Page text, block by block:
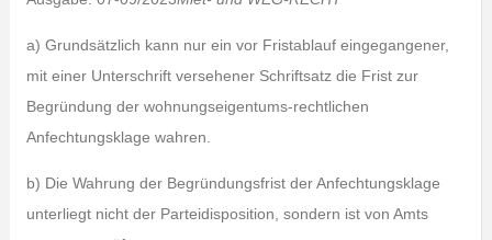
a) Grundsätzlich kann nur ein vor Fristablauf eingegangener,
mit einer Unterschrift versehener Schriftsatz die Frist zur
Begründung der wohnungseigentums-rechtlichen
Anfechtungsklage wahren.
b) Die Wahrung der Begründungsfrist der Anfechtungsklage
unterliegt nicht der Parteidisposition, sondern ist von Amts